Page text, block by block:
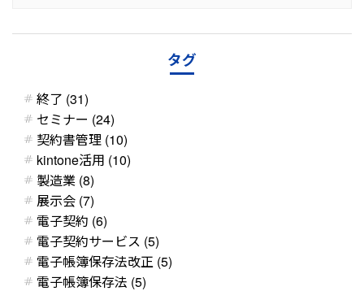
タグ
終了 (31)
セミナー (24)
契約書管理 (10)
kintone活用 (10)
製造業 (8)
展示会 (7)
電子契約 (6)
電子契約サービス (5)
電子帳簿保存法改正 (5)
電子帳簿保存法 (5)